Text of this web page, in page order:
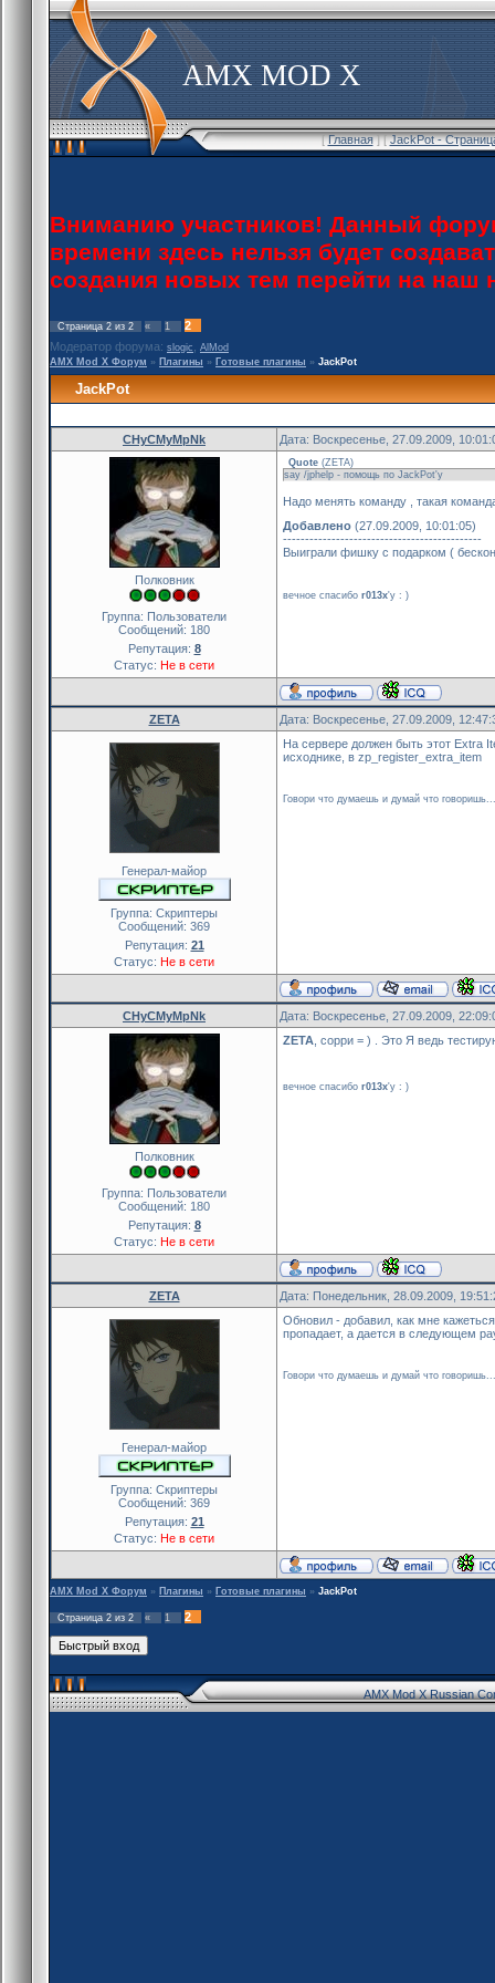
AMX MOD X
[Главная] [JackPot -
Вниманию участников! Данный
времени здесь нельзя будет
создания новых тем перейти на
Страница 2 из 2 « 1
2
Модератор форума: slogic
AlMod
AMX Mod X Форум » Плагины » Готовые плагины » JackPot
JackPot
CHyCMyMpNk Дата: Воскресенье, 27.09.2009,
Полковник
Группа: Пользователи
Сообщений: 180
Репутация: 8
Статус: Не в сети
Quote (ZETA)
say /jphelp - помощь по JackPot'у
Надо менять команду , такая
Добавлено (27.09.2009, 10:01:05)
---------------------------------------------
Выиграли фишку с подарком (
вечное спасибо r013x'y : )
ZETA Дата: Воскресенье, 27.09.2009,
Генерал-майор
Группа: Скриптеры
Сообщений: 369
Репутация: 21
Статус: Не в сети
На сервере должен быть этот Extra
исходнике, в zp_register_extra_item
Говори что думаешь и думай что говоришь...
CHyCMyMpNk Дата: Воскресенье, 27.09.2009,
Полковник
Группа: Пользователи
Сообщений: 180
Репутация: 8
Статус: Не в сети
ZETA , сорри = ) . Это Я ведь
вечное спасибо r013x'y : )
ZETA Дата: Понедельник, 28.09.2009,
Генерал-майор
Группа: Скриптеры
Сообщений: 369
Репутация: 21
Статус: Не в сети
Обновил - добавил, как мне
пропадает, а дается в следующем
Говори что думаешь и думай что говоришь...
AMX Mod X Форум » Плагины » Готовые плагины » JackPot
Страница 2 из 2 « 1 2
AMX Mod X Russian